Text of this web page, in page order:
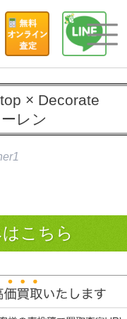
× Decorate
レン
こちら